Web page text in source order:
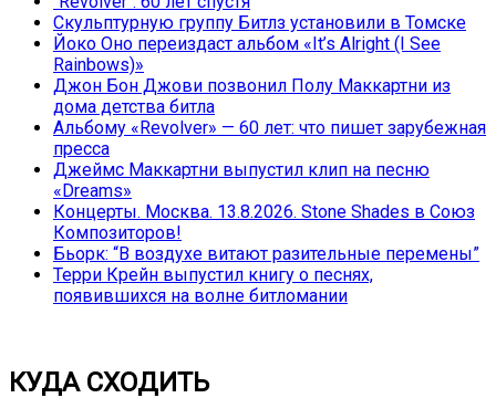
Скульптурную группу Битлз установили в Томске
Йоко Оно переиздаст альбом «It’s Alright (I See
Rainbows)»
Джон Бон Джови позвонил Полу Маккартни из
дома детства битла
Альбому «Revolver» — 60 лет: что пишет зарубежная
пресса
Джеймс Маккартни выпустил клип на песню
«Dreams»
Концерты. Москва. 13.8.2026. Stone Shades в Союз
Композиторов!
Бьорк: “В воздухе витают разительные перемены”
Терри Крейн выпустил книгу о песнях,
появившихся на волне битломании
КУДА СХОДИТЬ